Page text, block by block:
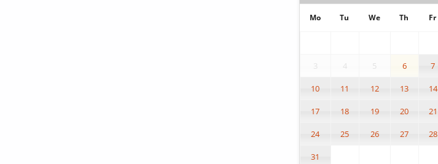
Mo Tu We Th Fr
3 4 5 6 7
10 11 12 13 14
17 18 19 20 21
24 25 26 27 28
31